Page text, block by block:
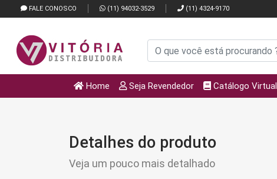
FALE CONOSCO (11) 94032-3529 (11) 4324-9170
Home Seja Revendedor Catálogo Virtual
Detalhes do produto
Veja um pouco mais detalhado